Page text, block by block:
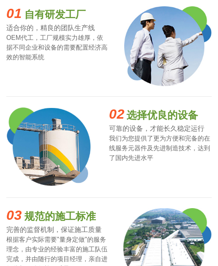
01 自有研发工厂
适合你的，精良的团队生产线
OEM代工，工厂规模实力雄厚，依
据不同企业和设备的需要配置经济高
效的智能系统
02选择优良的设备
可靠的设备，才能长久稳定运行
我们为您提供了更为方便和完备的在
线服务元器件及先进制造技术，达到
了国内先进水平
03 规范的施工标准
完善的监督机制，保证施工质量
根据客户实际需要"量身定做"的服务
理念，由专业的经验丰富的施工队伍
完成，并由随行的项目经理，亲自进